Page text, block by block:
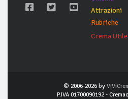
Attrazioni
Rubriche
Crema Utile
© 2006-2026 by
P.IVA 01700090192 -